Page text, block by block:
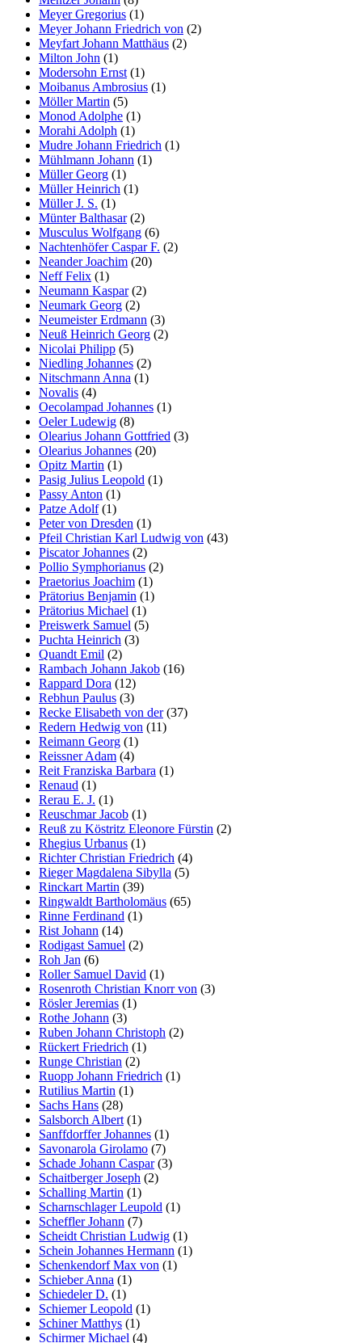
Meyer Gregorius (1)
Meyer Johann Friedrich von (2)
Meyfart Johann Matthäus (2)
Milton John (1)
Modersohn Ernst(1)
Moibanus Ambrosius (1)
Möller Martin (5)
Monod Adolphe (1)
Morahi Adolph (1)
Mudre Johann Friedrich (1)
Mühlmann Johann (1)
Müller Georg (1)
Müller Heinrich (1)
Müller J. S. (1)
Münter Balthasar(2)
Musculus Wolfgang (6)
Nachtenhöfer Caspar F. (2)
Neander Joachim (20)
Neff Felix (1)
Neumann Kaspar(2)
Neumark Georg (2)
Neumeister Erdmann (3)
Neuß Heinrich Georg (2)
Nicolai Philipp (5)
Niedling Johannes (2)
Nitschmann Anna (1)
Novalis (4)
Oecolampad Johannes (1)
Oeler Ludewig (8)
Olearius Johann Gottfried (3)
Olearius Johannes (20)
Opitz Martin (1)
Pasig Julius Leopold (1)
Passy Anton (1)
Patze Adolf(1)
Peter von Dresden (1)
Pfeil Christian Karl Ludwig von (43)
Piscator Johannes (2)
Pollio Symphorianus (2)
Praetorius Joachim (1)
Prätorius Benjamin (1)
Prätorius Michael (1)
Preiswerk Samuel (5)
Puchta Heinrich (3)
Quandt Emil (2)
Rambach Johann Jakob (16)
Rappard Dora (12)
Rebhun Paulus (3)
Recke Elisabeth von der(37)
Redern Hedwig von (11)
Reimann Georg (1)
Reissner Adam (4)
Reit Franziska Barbara (1)
Renaud (1)
Rerau E. J. (1)
Reuschmar Jacob (1)
Reuß zu Köstritz Eleonore Fürstin (2)
Rhegius Urbanus (1)
Richter Christian Friedrich (4)
Rieger Magdalena Sibylla (5)
Rinckart Martin (39)
Ringwaldt Bartholomäus (65)
Rinne Ferdinand (1)
Rist Johann (14)
Rodigast Samuel (2)
Roh Jan (6)
Roller Samuel David (1)
Rosenroth Christian Knorr von (3)
Rösler Jeremias (1)
Rothe Johann (3)
Ruben Johann Christoph (2)
Rückert Friedrich (1)
Runge Christian (2)
Ruopp Johann Friedrich (1)
Rutilius Martin (1)
Sachs Hans (28)
Salsborch Albert(1)
Sanffdorffer Johannes (1)
Savonarola Girolamo (7)
Schade Johann Caspar(3)
Schaitberger Joseph (2)
Schalling Martin (1)
Scharnschlager Leupold (1)
Scheffler Johann (7)
Scheidt Christian Ludwig (1)
Schein Johannes Hermann (1)
Schenkendorf Max von (1)
Schieber Anna (1)
Schiedeler D. (1)
Schiemer Leopold (1)
Schiner Matthys (1)
Schirmer Michael (4)